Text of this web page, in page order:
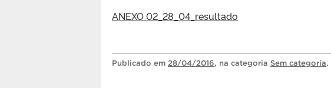
ANEXO 02_28_04_resultado
Publicado em 28/04/2016, na categoria Sem categoria.